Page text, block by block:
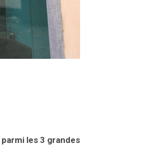
parmi les 3 grandes